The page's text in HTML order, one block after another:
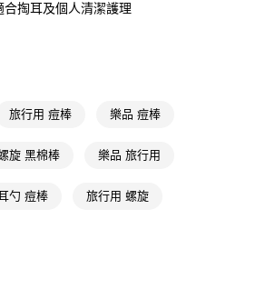
」】
，簡訊認證，即可結帳。
帳流程】
並確認金額後，即可完成結帳。
方式進行付款，方視為交易完成。
含以上)免運費
掏耳及個人清潔護理
旅行用 痘棒 樂品 痘棒
旋 黑棉棒 樂品 旅行用
勺 痘棒 旅行用 螺旋